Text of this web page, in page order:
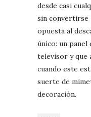
desde casi
sin convertirse
opuesta al
único: un panel
televisor y que
cuando este
suerte de
decoración.